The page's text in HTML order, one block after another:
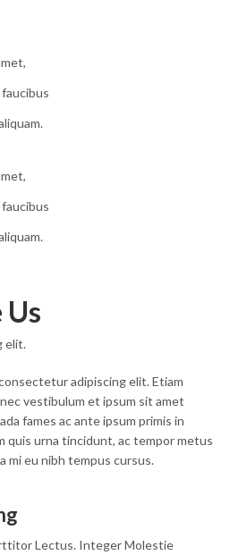
elit.
adipiscing elit. Etiam
vestibulum et ipsum sit amet
fames ac ante ipsum primis in
quis urna tincidunt, ac tempor metus
mi eu nibh tempus cursus.
Lectus. Integer Molestie